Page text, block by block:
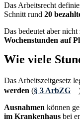
Das Arbeitsrecht
Schnitt rund 20
Das bedeutet aber
Wochenstunden auf
Wie viele
Das Arbeitszeitgesetz
werden (§ 3 ArbZG
Ausnahmen können
im Krankenhaus bei